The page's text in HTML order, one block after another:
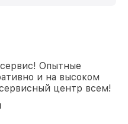
Опытные
и на высоком
центр всем!